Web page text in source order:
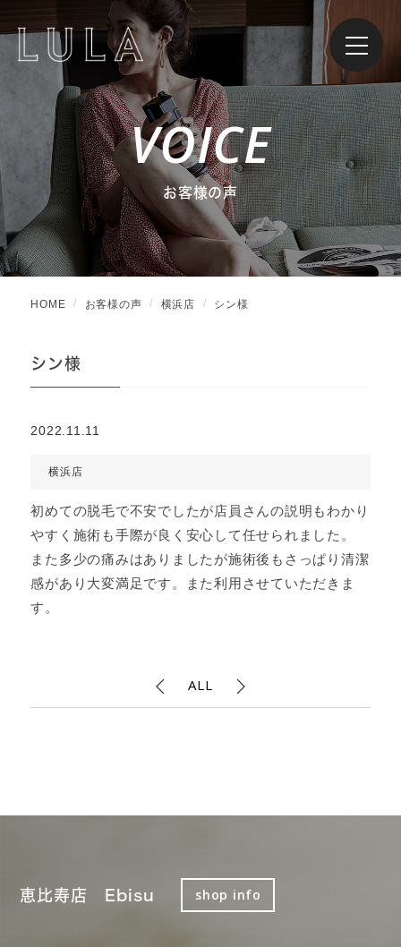
VOICE
お客様の声
HOME お客様の声 横浜店 シン様
シン様
2022.11.11
横浜店
初めての脱毛で不安でしたが店員さんの説明もわかり
やすく施術も手際が良く安心して任せられました。
また多少の痛みはありましたが施術後もさっぱり清潔
感があり大変満足です。また利用させていただきま
す。
ALL
恵比寿店 Ebisu shop info